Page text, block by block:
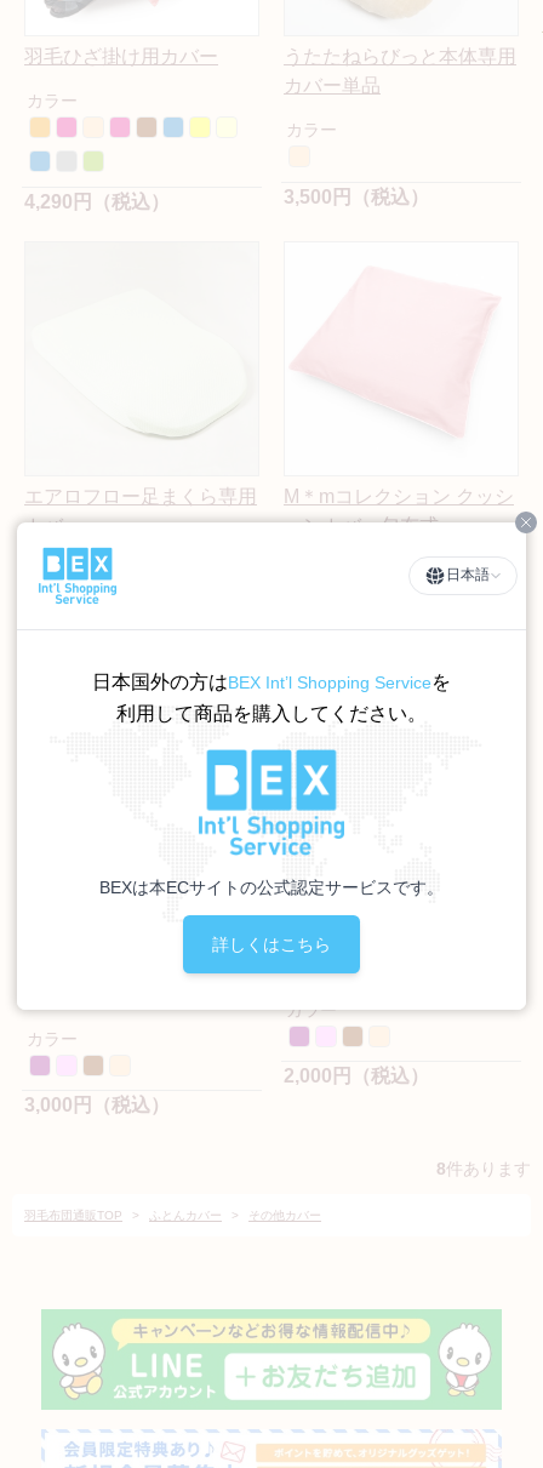
羽毛ひざ掛け用カバー
カラー
4,290円（税込）
うたたねらびっと本体専用
カバー単品
カラー
3,500円（税込）
エアロフロー足まくら専用
カバー
3,280円（税込）
M＊mコレクション クッシ
ョンカバー包布式
ボディフィットクッション
カラー
3,000円（税込）
フェザークッションカバー
カラー
2,000円（税込）
8件あります
羽毛布団通販TOP > ふとんカバー > その他カバー
日本語
日本国外の方はBEX Int’l Shopping Serviceを
利用して商品を購入してください。
BEXは本ECサイトの公式認定サービスです。
詳しくはこちら